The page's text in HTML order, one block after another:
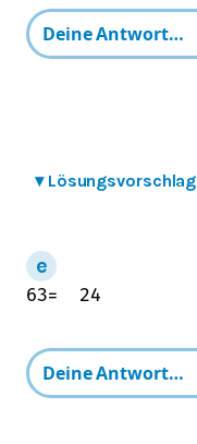
▾ Lösungsvorschlag
63= 24